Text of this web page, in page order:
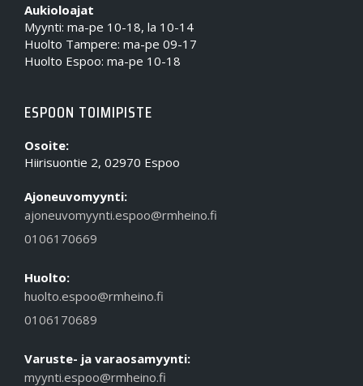
Aukioloajat
Myynti: ma-pe 10-18, la 10-14
Huolto Tampere: ma-pe 09-17
Huolto Espoo: ma-pe 10-18
ESPOON TOIMIPISTE
Osoite:
Hiirisuontie 2, 02970 Espoo
Ajoneuvomyynti:
ajoneuvomyynti.espoo@rmheino.fi
0106170669
Huolto:
huolto.espoo@rmheino.fi
0106170689
Varuste- ja varaosamyynti:
myynti.espoo@rmheino.fi